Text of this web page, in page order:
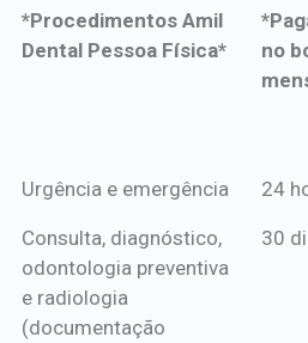
*Procedimentos Amil
Dental Pessoa Física*
no
*Procedimentos Amil
Urgência e emergência 24
Consulta, diagnóstico,
odontologia preventiva
e radiologia
(documentação
30